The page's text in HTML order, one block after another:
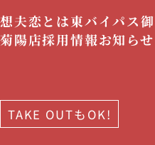
想夫恋とは東バイパス
菊陽店採用情報お知らせ
TAKE OUTもOK!